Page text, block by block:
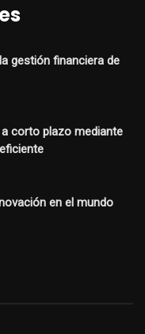
gestión financiera de
corto plazo mediante
en el mundo